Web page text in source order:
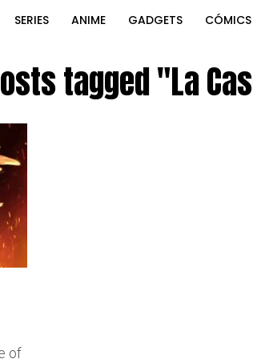
SERIES ANIME GADGETS CÓMICS
tagged "La
of